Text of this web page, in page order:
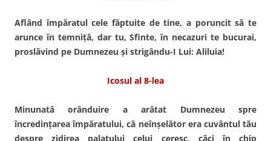
Aflând împăratul cele făptuite de tine, a poruncit să te
arunce în temniţă, dar tu, Sfinte, în necazuri te bucurai,
proslăvind pe Dumnezeu şi strigându-I Lui: Aliluia!
Icosul al 8-lea
Minunată orânduire a arătat Dumnezeu spre
încredinţarea împăratului, că neînşelător era cuvântul tău
despre zidirea palatului celui ceresc, căci în chip